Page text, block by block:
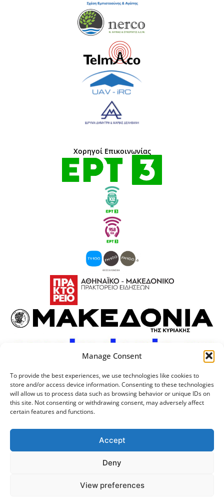
Manage Consent
To provide the best experiences, we use technologies like cookies to
store and/or access device information. Consenting to these technologies
will allow us to process data such as browsing behavior or unique IDs on
this site. Not consenting or withdrawing consent, may adversely affect
certain features and functions.
Accept
Deny
View preferences
Χορηγοί Επικοινωνίας
Προσωπικά Δεδομένα
Λογότυπος
Πανεπιστήμιο Θεσσαλονίκης
Διακυβέρνησης ΑΠΘ